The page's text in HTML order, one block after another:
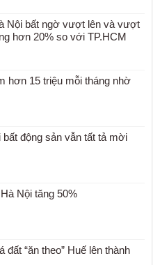
Nội bất ngờ vượt lên và vượt
hơn 20% so với TP.HCM
hơn 15 triệu mỗi tháng nhờ
bất động sản vẫn tất tả mời
Nội tăng 50%
đất “ăn theo” Huế lên thành